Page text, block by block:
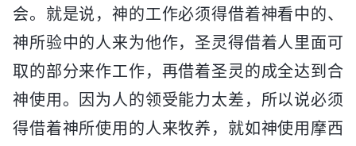
会。就是说，神的工作必须得借着神看中的、
神所验中的人来为他作，圣灵得借着人里面可
取的部分来作工作，再借着圣灵的成全达到合
神使用。因为人的领受能力太差，所以说必须
得借着神所使用的人来牧养，就如神使用摩西